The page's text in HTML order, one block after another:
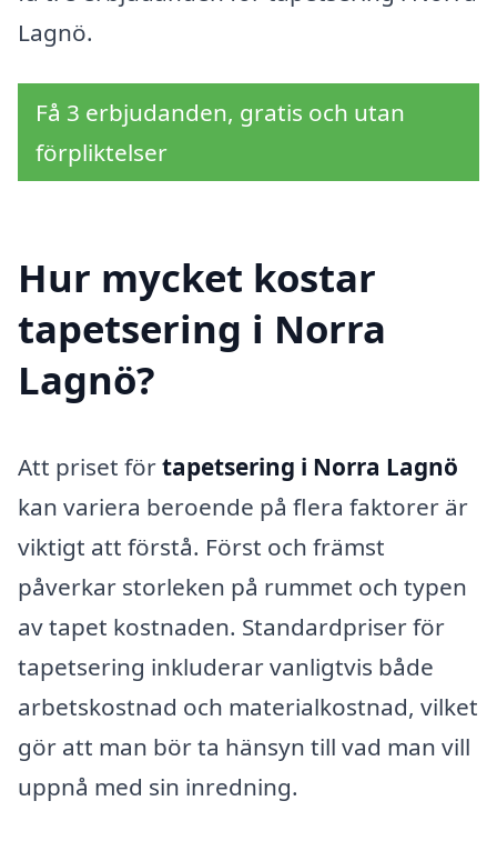
Lagnö.
Få 3 erbjudanden, gratis och utan
förpliktelser
Hur mycket kostar
tapetsering i Norra
Lagnö?
Att priset förtapetsering i Norra Lagnö
kan variera beroende på flera faktorer är
viktigt att förstå. Först och främst
påverkar storleken på rummet och typen
av tapet kostnaden. Standardpriser för
tapetsering inkluderar vanligtvis både
arbetskostnad och materialkostnad, vilket
gör att man bör ta hänsyn till vad man vill
uppnå med sin inredning.